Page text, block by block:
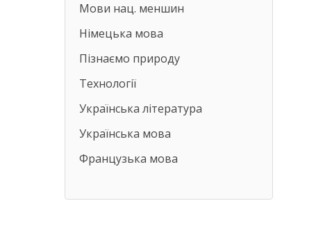
Мови нац. меншин
Німецька мова
Пізнаємо природу
Технології
Українська література
Українська мова
Французька мова